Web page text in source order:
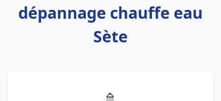
dépannage chauffe eau
Sète